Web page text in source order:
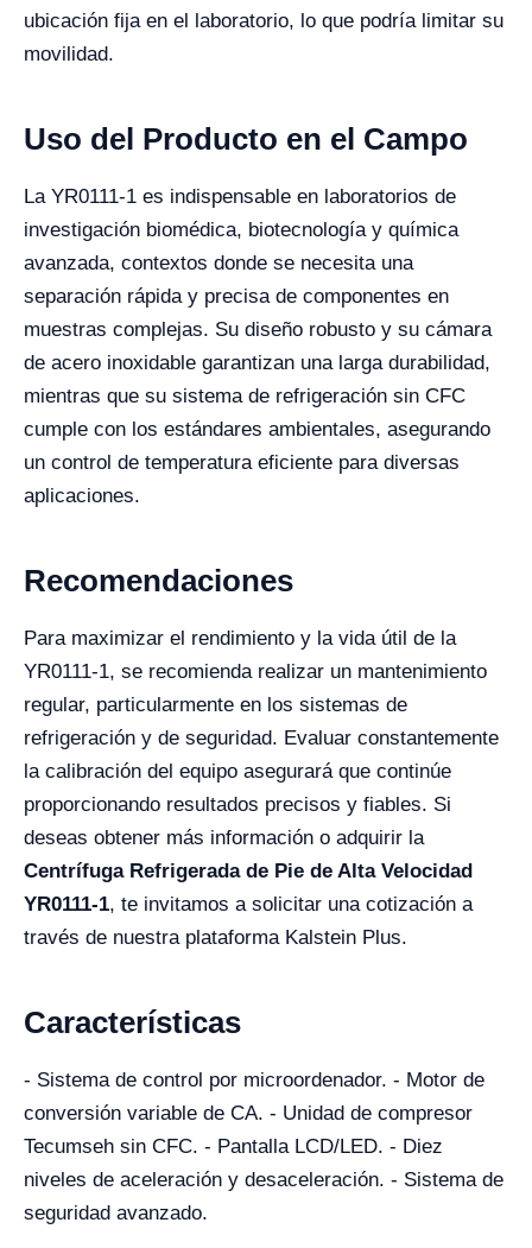
ubicación fija en el laboratorio, lo que podría limitar su
movilidad.
Uso del Producto en el Campo
La YR0111-1 es indispensable en laboratorios de
investigación biomédica, biotecnología y química
avanzada, contextos donde se necesita una
separación rápida y precisa de componentes en
muestras complejas. Su diseño robusto y su cámara
de acero inoxidable garantizan una larga durabilidad,
mientras que su sistema de refrigeración sin CFC
cumple con los estándares ambientales, asegurando
un control de temperatura eficiente para diversas
aplicaciones.
Recomendaciones
Para maximizar el rendimiento y la vida útil de la
YR0111-1, se recomienda realizar un mantenimiento
regular, particularmente en los sistemas de
refrigeración y de seguridad. Evaluar constantemente
la calibración del equipo asegurará que continúe
proporcionando resultados precisos y fiables. Si
deseas obtener más información o adquirir la
Centrífuga Refrigerada de Pie de Alta Velocidad
YR0111-1, te invitamos a solicitar una cotización a
través de nuestra plataforma Kalstein Plus.
Características
- Sistema de control por microordenador. - Motor de
conversión variable de CA. - Unidad de compresor
Tecumseh sin CFC. - Pantalla LCD/LED. - Diez
niveles de aceleración y desaceleración. - Sistema de
seguridad avanzado.